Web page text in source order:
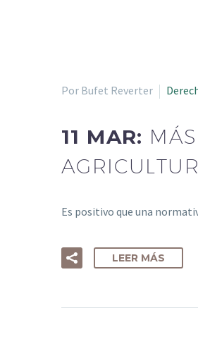
Por Bufet Reverter
11 MAR:
Es positivo que una
LEER MÁS